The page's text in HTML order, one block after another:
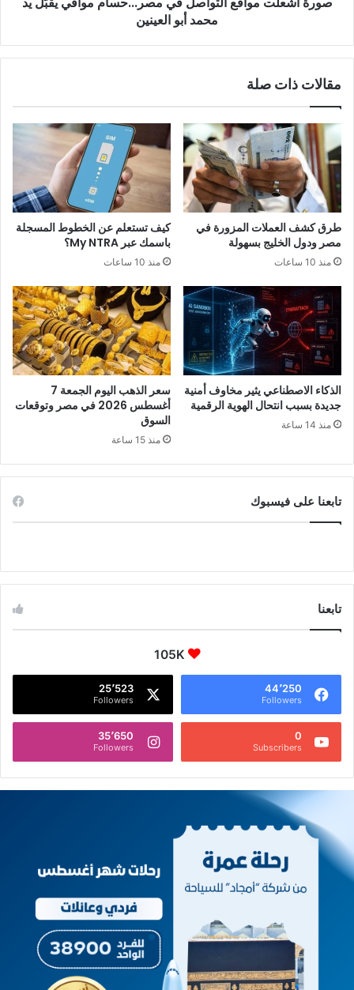
محمد أبو العينين
مقالات ذات صلة
طرق كشف العملات المزورة في
مصر ودول الخليج بسهولة
منذ 10 ساعات
كيف تستعلم عن الخطوط المسجلة
باسمك عبر My NTRA؟
منذ 10 ساعات
الذكاء الاصطناعي يثير مخاوف أمنية
جديدة بسبب انتحال الهوية الرقمية
منذ 14 ساعة
سعر الذهب اليوم الجمعة 7
أغسطس 2026 في مصر وتوقعات
السوق
منذ 15 ساعة
تابعنا على فيسبوك
تابعنا
105K
44٬250
Followers
25٬523
Followers
0
Subscribers
35٬650
Followers